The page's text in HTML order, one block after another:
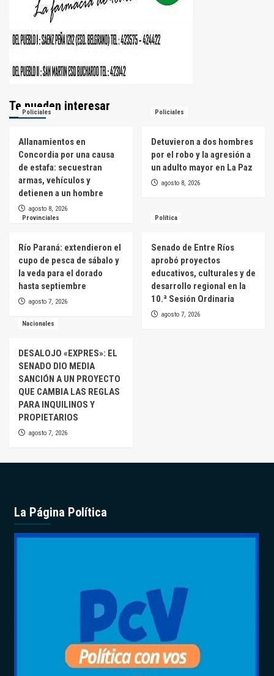
Te pueden interesar
Policiales
Allanamientos en
Concordia por una causa
de estafa: secuestran
armas, vehículos y
detienen a un hombre
agosto 8, 2026
Policiales
Detuvieron a dos hombres
por el robo y la agresión a
un adulto mayor en La Paz
agosto 8, 2026
Provinciales
Río Paraná: extendieron el
cupo de pesca de sábalo y
la veda para el dorado
hasta septiembre
agosto 7, 2026
Política
Senado de Entre Ríos
aprobó proyectos
educativos, culturales y de
desarrollo regional en la
10.ª Sesión Ordinaria
agosto 7, 2026
Nacionales
DESALOJO «EXPRES»: EL
SENADO DIO MEDIA
SANCIÓN A UN PROYECTO
QUE CAMBIA LAS REGLAS
PARA INQUILINOS Y
PROPIETARIOS
agosto 7, 2026
La Página Política